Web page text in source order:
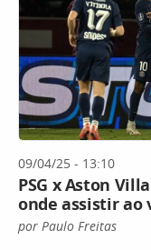
09/04/25 - 13:10
PSG x Aston
onde assistir ao
por Paulo Freitas